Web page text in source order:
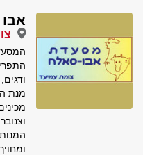
מנת